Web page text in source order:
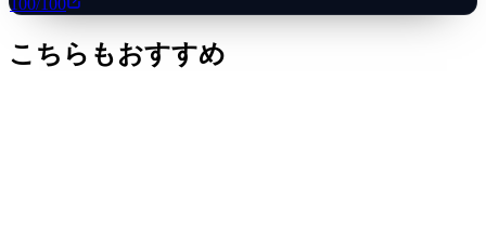
100/100
こちらもおすすめ